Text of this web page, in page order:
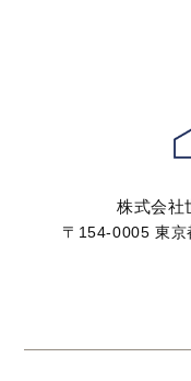
株式会社
〒154-0005 東京